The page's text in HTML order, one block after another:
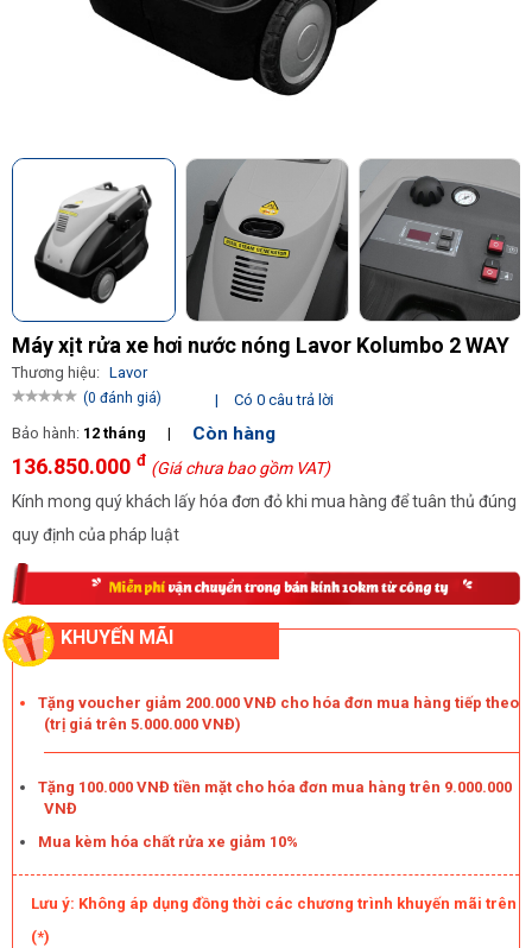
Máy xịt rửa xe hơi nước nóng Lavor Kolumbo 2 WAY
Thương hiệu: Lavor
(0 đánh giá) |
Có 0 câu trả lời
Bảo hành: 12 tháng | Còn hàng
136.850.000 đ (Giá chưa bao gồm VAT)
Kính mong quý khách lấy hóa đơn đỏ khi mua hàng để tuân thủ đúng
quy định của pháp luật
KHUYẾN MÃI
Tặng voucher giảm 200.000 VNĐ cho hóa đơn mua hàng tiếp theo
(trị giá trên 5.000.000 VNĐ)
Tặng 100.000 VNĐ tiền mặt cho hóa đơn mua hàng trên 9.000.000
VNĐ
Mua kèm hóa chất rửa xe giảm 10%
Lưu ý: Không áp dụng đồng thời các chương trình khuyến mãi trên
(*)